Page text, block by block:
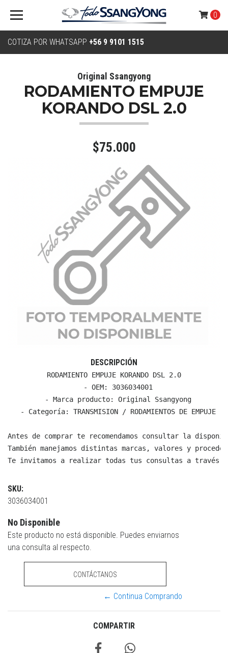
COTIZA POR WHATSAPP +56 9 9101 1515
0
Original Ssangyong
RODAMIENTO EMPUJE
KORANDO DSL 2.0
$75.000
DESCRIPCIÓN
RODAMIENTO EMPUJE KORANDO DSL 2.0
  - OEM: 3036034001
  - Marca producto: Original Ssangyong
  - Categoría: TRANSMISION / RODAMIENTOS DE EMPUJE
Antes de comprar te recomendamos consultar la
También manejamos distintas marcas, valores y
Te invitamos a realizar todas tus consultas a través
SKU:
3036034001
No Disponible
Este producto no está disponible. Puedes enviarnos
una consulta al respecto.
CONTÁCTANOS
← Continua Comprando
COMPARTIR